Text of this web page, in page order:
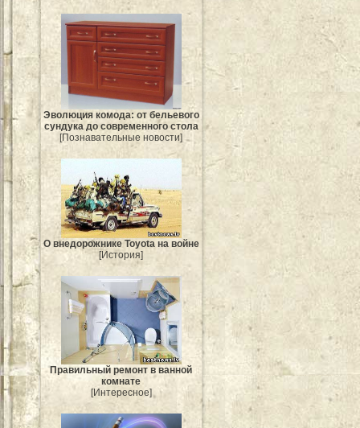
Эволюция комода: от бельевого
сундука до современного стола
[Познавательные новости]
О внедорожнике Toyota на войне
[История]
Правильный ремонт в ванной
комнате
[Интересное]